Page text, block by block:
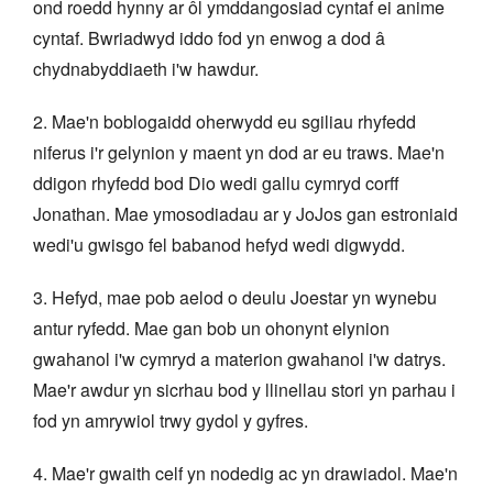
ond roedd hynny ar ôl ymddangosiad cyntaf ei anime
cyntaf. Bwriadwyd iddo fod yn enwog a dod â
chydnabyddiaeth i'w hawdur.
2. Mae'n boblogaidd oherwydd eu sgiliau rhyfedd
niferus i'r gelynion y maent yn dod ar eu traws. Mae'n
ddigon rhyfedd bod Dio wedi gallu cymryd corff
Jonathan. Mae ymosodiadau ar y JoJos gan estroniaid
wedi'u gwisgo fel babanod hefyd wedi digwydd.
3. Hefyd, mae pob aelod o deulu Joestar yn wynebu
antur ryfedd. Mae gan bob un ohonynt elynion
gwahanol i'w cymryd a materion gwahanol i'w datrys.
Mae'r awdur yn sicrhau bod y llinellau stori yn parhau i
fod yn amrywiol trwy gydol y gyfres.
4. Mae'r gwaith celf yn nodedig ac yn drawiadol. Mae'n